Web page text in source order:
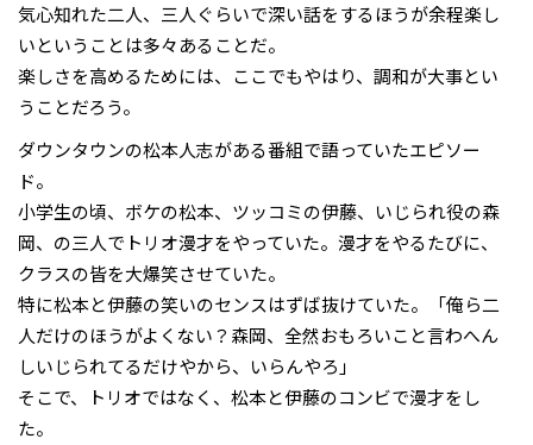
気心知れた二人、三人ぐらいで深い話をするほうが余程楽し
いということは多々あることだ。
楽しさを高めるためには、ここでもやはり、調和が大事とい
うことだろう。
ダウンタウンの松本人志がある番組で語っていたエピソー
ド。
小学生の頃、ボケの松本、ツッコミの伊藤、いじられ役の森
岡、の三人でトリオ漫才をやっていた。漫才をやるたびに、
クラスの皆を大爆笑させていた。
特に松本と伊藤の笑いのセンスはずば抜けていた。「俺ら二
人だけのほうがよくない？森岡、全然おもろいこと言わへん
しいじられてるだけやから、いらんやろ」
そこで、トリオではなく、松本と伊藤のコンビで漫才をし
た。